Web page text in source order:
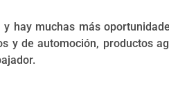
hay muchas más
y de automoción, productos